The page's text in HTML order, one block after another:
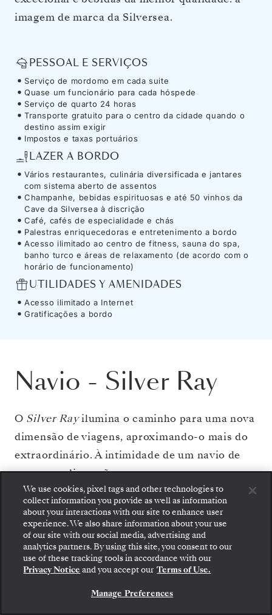
imagem de marca da Silversea.
PESSOAL E SERVIÇOS
Serviço de mordomo em cada suite
Quase um funcionário para cada hóspede
Serviço de quarto 24 horas
Transporte gratuito para o centro da cidade quando o
destino assim exigir
Impostos e taxas portuários
LAZER A BORDO
Vários restaurantes, culinária diversificada e jantares
com sistema aberto de assentos
Champanhe, bebidas espirituosas e até 50 vinhos da
Cave da Silversea à discrição
Café, cafés de especialidade e chás
Palestras enriquecedoras e entretenimento a bordo
Acesso ilimitado ao centro de fitness, sauna do spa,
banho turco e áreas de relaxamento (de acordo com o
horário de funcionamento)
UTILIDADES Y AMENIDADES
Acesso ilimitado a Internet
Gratificações a bordo
Navio - Silver Ray
O Silver Rayilumina o caminho para uma nova
dimensão de viagens, aproximando-o mais do
extraordinário. À intimidade de um navio de
pequenas dimensões une-se um espaço sem
limites e interiores elegantes envoltos em
vidro, para que possa desfrutar ao máximo das
vistas panorâmicas. Enquanto passeia pelos
espaços banhados pelo sol e admira a
paisagem das janelas panorâmicas, o horizonte
momentos refinados, oferecendo-lhe as suítes
Embarque: escolha sua suíte e confira as tarifas e
os serviços inclusos antes de confirmar com
segurança sua viagem com a Silversea.
RESERVE A SUA SUITE
We use cookies, pixel tags and other technologies to
collect information you provide as well as information
about your interactions with our site to enhance user
experience. We also share information about your use
of our site with our social media, advertising and
analytics partners. By using this site, you consent to our
use of these tracking tools in accordance with our
Privacy Notice and you accept our Terms of Use.
Manage Preferences